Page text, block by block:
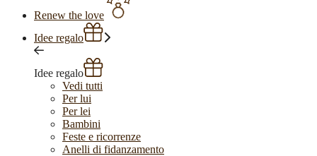
Renew the love
Idee regalo
Idee regalo
Vedi tutti
Per lui
Per lei
Bambini
Feste e ricorrenze
Anelli di fidanzamento